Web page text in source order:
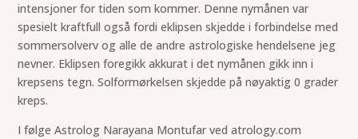
intensjoner for tiden som kommer. Denne nymånen var
spesielt kraftfull også fordi eklipsen skjedde i forbindelse med
sommersolverv og alle de andre astrologiske hendelsene jeg
nevner. Eklipsen foregikk akkurat i det nymånen gikk inn i
krepsens tegn. Solformørkelsen skjedde på nøyaktig 0 grader
kreps.
I følge Astrolog Narayana Montufar ved atrology.com